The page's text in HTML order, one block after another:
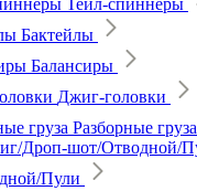
Тейл-спиннеры
Бактейлы
Балансиры
Джиг-головки
Разборные груза
Пули